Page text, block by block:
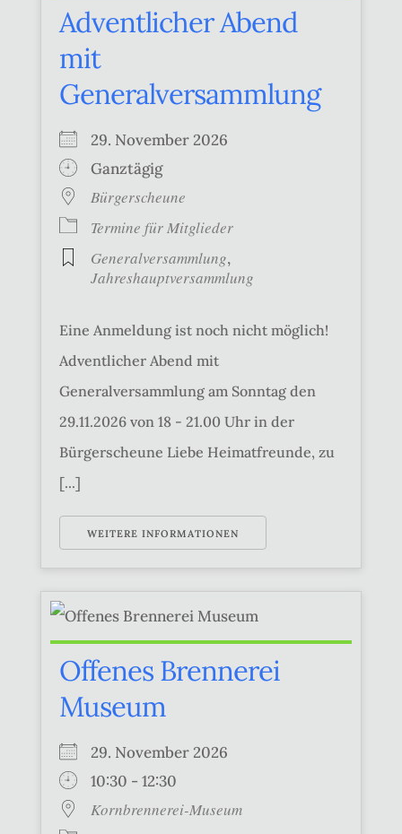
Adventlicher Abend
mit
Generalversammlung
29. November 2026
Ganztägig
Bürgerscheune
Termine für Mitglieder
Generalversammlung,
Jahreshauptversammlung
Eine Anmeldung ist noch nicht möglich!
Adventlicher Abend mit
Generalversammlung am Sonntag den
29.11.2026 von 18 - 21.00 Uhr in der
Bürgerscheune Liebe Heimatfreunde, zu
[...]
WEITERE INFORMATIONEN
Offenes Brennerei
Museum
29. November 2026
10:30 - 12:30
Kornbrennerei-Museum